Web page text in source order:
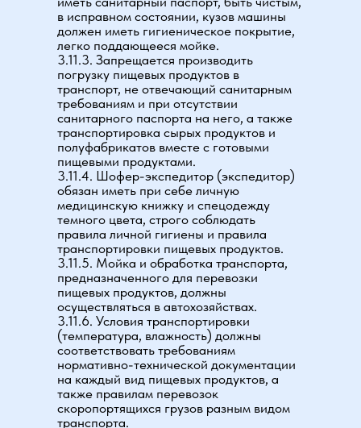
в исправном состоянии, кузов машины
должен иметь гигиеническое покрытие,
легко поддающееся мойке.
3.11.3. Запрещается производить
погрузку пищевых продуктов в
транспорт, не отвечающий санитарным
требованиям и при отсутствии
санитарного паспорта на него, а также
транспортировка сырых продуктов и
полуфабрикатов вместе с готовыми
пищевыми продуктами.
3.11.4. Шофер-экспедитор (экспедитор)
обязан иметь при себе личную
медицинскую книжку и спецодежду
темного цвета, строго соблюдать
правила личной гигиены и правила
транспортировки пищевых продуктов.
3.11.5. Мойка и обработка транспорта,
предназначенного для перевозки
пищевых продуктов, должны
осуществляться в автохозяйствах.
3.11.6. Условия транспортировки
(температура, влажность) должны
соответствовать требованиям
нормативно-технической документации
на каждый вид пищевых продуктов, а
также правилам перевозок
скоропортящихся грузов разным видом
транспорта.